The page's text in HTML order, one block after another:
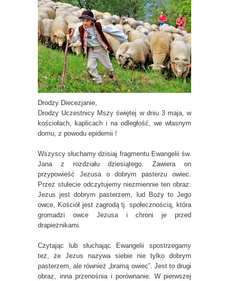
Drodzy Diecezjanie,
Drodzy Uczestnicy Mszy świętej w dniu 3 maja, w
kościołach, kaplicach i na odległość, we własnym
domu, z powodu epidemii !
Wszyscy słuchamy dzisiaj fragmentu Ewangelii św.
Jana z rozdziału dziesiątego. Zawiera on
przypowieść Jezusa o dobrym pasterzu owiec.
Przez stulecie odczytujemy niezmiennie ten obraz:
Jezus jest dobrym pasterzem, lud Boży to Jego
owce, Kościół jest zagrodą tj. społecznością, która
gromadzi owce Jezusa i chroni je przed
drapieżnikami.
Czytając lub słuchając Ewangelii spostrzegamy
też, że Jezus nazywa siebie nie tylko dobrym
pasterzem, ale również „bramą owiec”. Jest to drugi
obraz, inna przenośnia i porównanie. W pierwszej